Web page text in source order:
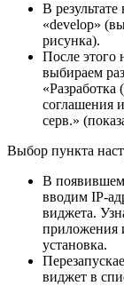
В
«develop»
рисунка).
После этого
выбираем
соглашения
серв.»
Выбор пункта
В
вводим IP-
виджета.
приложения
установка.
виджет в